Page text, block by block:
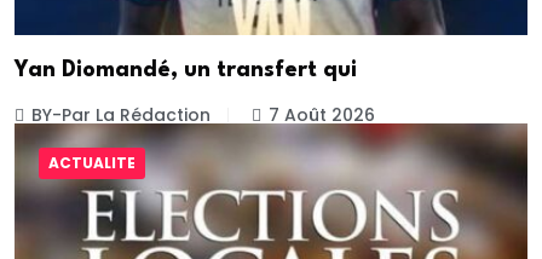
Yan Diomandé, un transfert qui
BY-Par La Rédaction 7 Août 2026
ACTUALITE